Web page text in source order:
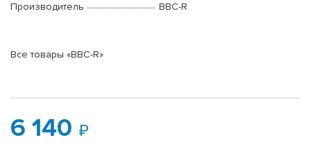
Производитель
BBC-R
Все товары «BBC-R»
6 140